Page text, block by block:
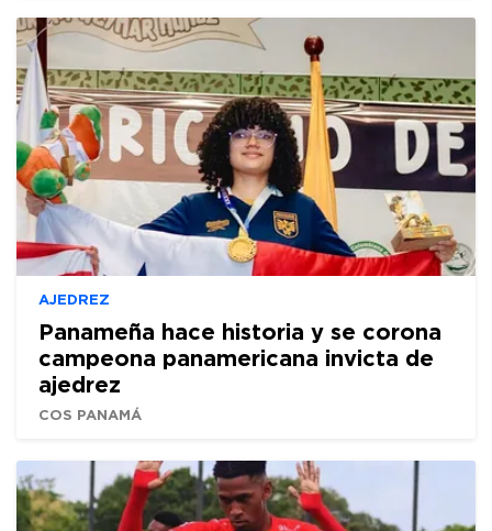
AJEDREZ
Panameña hace historia y se corona
campeona panamericana invicta de
ajedrez
COS PANAMÁ